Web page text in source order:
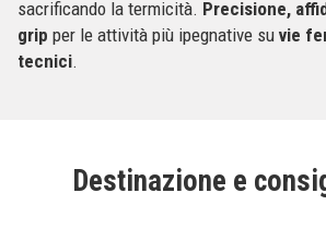
sacrificando la termicità. Precisione,
grip per le attività più ipegnative su vie
tecnici.
Destinazione e